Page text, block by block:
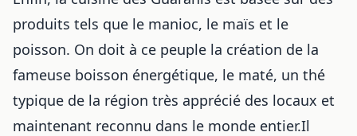
produits tels que le manioc, le maïs et le
poisson. On doit à ce peuple la création de la
fameuse boisson énergétique, le maté, un thé
typique de la région très apprécié des locaux et
maintenant reconnu dans le monde entier.Il